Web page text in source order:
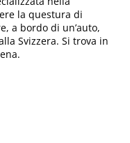
la questura di
a bordo di un’auto,
Svizzera. Si trova in